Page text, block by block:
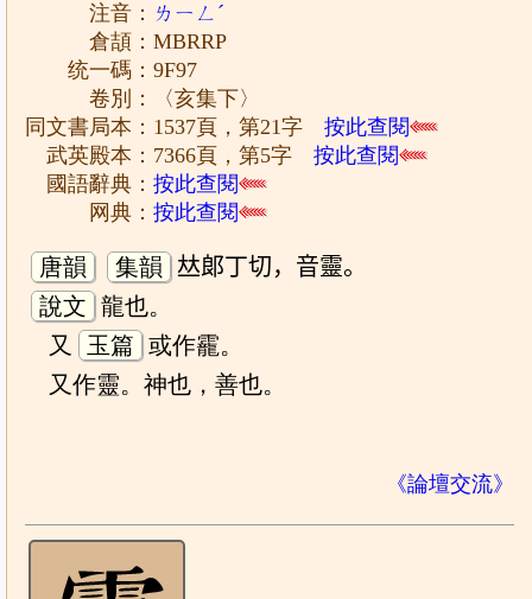
注音： ㄌㄧㄥˊ
倉頡：MBRRP
统一碼：9F97
卷別：〈亥集下〉
同文書局本：1537頁，第21字按此查閱
武英殿本：7366頁，第5字按此查閱
國語辭典：按此查閱
网典：按此查閱
唐韻 集韻
𠀤郞丁切，音靈。
說文 龍也。
又
玉篇 或作靇。
又作靈。神也，善也。
《論壇交流》